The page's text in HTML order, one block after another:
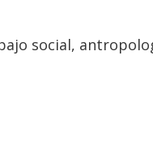
social,